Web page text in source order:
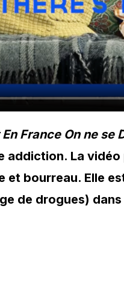
France On ne se
addiction. La
et bourreau. Elle
de drogues)